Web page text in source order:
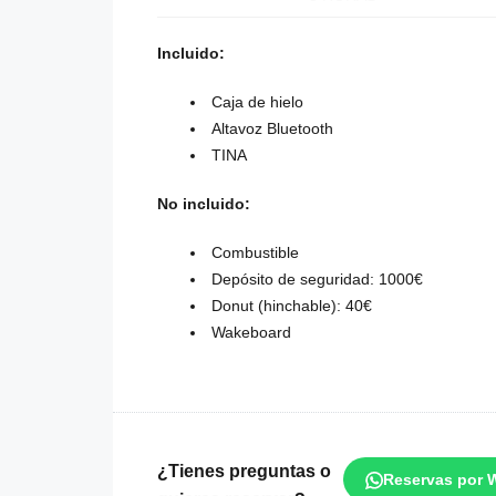
Incluido:
Caja de hielo
Altavoz Bluetooth
TINA
No incluido:
Combustible
Depósito de seguridad: 1000€
Donut (hinchable): 40€
Wakeboard
¿Tienes preguntas o
Reservas por